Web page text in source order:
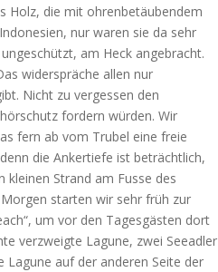
Holz, die mit ohrenbetäubendem
nur waren sie da sehr
am Heck angebracht.
widerspräche allen nur
Nicht zu vergessen den
fordern würden. Wir
fern ab vom Trubel eine freie
die Ankertiefe ist beträchtlich,
kleinen Strand am Fusse des
starten wir sehr früh zur
um vor den Tagesgästen dort
verzweigte Lagune, zwei Seeadler
Lagune auf der anderen Seite der